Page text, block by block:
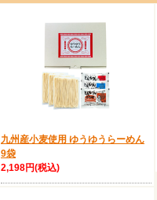
九州産小麦使用 ゆうゆうらーめん
9袋
2,198円(税込)